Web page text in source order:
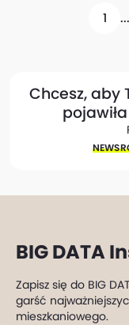
1 ...
Chcesz, aby
BIG DATA
Zapisz się do BIG
garść
mieszkaniowego.